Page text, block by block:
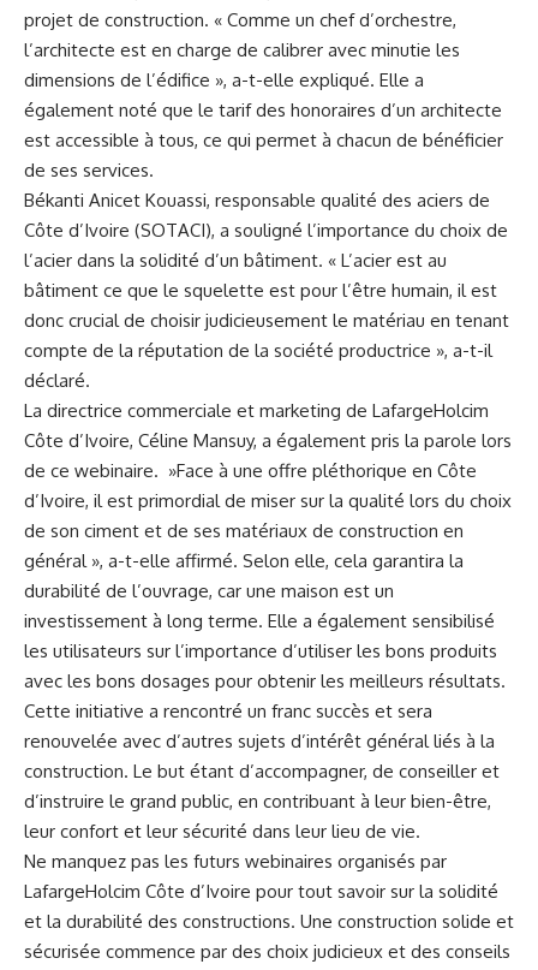
projet de construction. « Comme⁤ un chef d’orchestre,
l’architecte est en charge de calibrer avec minutie les
dimensions de l’édifice », a-t-elle expliqué. Elle a
également ⁤noté que⁤ le tarif des honoraires d’un architecte
est accessible à tous, ce qui permet à chacun​ de bénéficier
de ses services.
Békanti‍ Anicet Kouassi, ​responsable ‌qualité des aciers de
Côte d’Ivoire (SOTACI), a souligné l’importance‌ du choix de
l’acier dans la‌ solidité d’un bâtiment. « L’acier est au
bâtiment ce que ⁣le squelette est pour l’être humain, il⁤ est
donc crucial de choisir judicieusement le ⁣matériau en tenant
compte​ de la réputation de la société productrice », a-t-il
déclaré.
La directrice commerciale⁣ et marketing ‍de‍ LafargeHolcim
Côte d’Ivoire, ⁣Céline Mansuy, a également pris la parole lors
de ce webinaire. ⁢ »Face à une offre pléthorique en Côte
d’Ivoire, il est primordial de miser sur la qualité lors du choix
de son ciment ‌et ‌de ⁤ses matériaux de construction en
général », a-t-elle affirmé.⁣ Selon elle, ⁣cela garantira la
durabilité de l’ouvrage, car une maison est un
investissement à long terme. Elle‌ a également sensibilisé
les utilisateurs sur l’importance d’utiliser les bons​ produits
avec les bons dosages pour obtenir⁤ les ‍meilleurs ⁢résultats.
Cette initiative a rencontré un‌ franc succès et sera
renouvelée avec d’autres sujets d’intérêt général liés à la
construction.‍ Le but étant d’accompagner, de conseiller et
⁤d’instruire le grand public, en contribuant‌ à leur⁢ bien-être,
leur confort et leur sécurité dans leur‌ lieu de vie.
Ne manquez pas les futurs webinaires organisés par
‌LafargeHolcim Côte d’Ivoire pour tout⁢ savoir sur la⁢ solidité
et la durabilité des constructions. Une construction solide et
sécurisée commence par des‍ choix⁤ judicieux et des ⁤conseils